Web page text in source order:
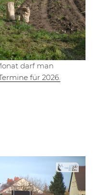
darf man
für 2026.